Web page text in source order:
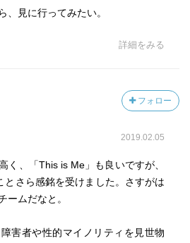
、見に行ってみたい。
詳細をみる
フォロー
2019.02.05
く、「This is Me」も良いですが、
とさら感銘を受けました。さすがは
ームだなと。
害者や性的マイノリティを見世物